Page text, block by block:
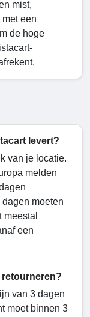
mist,
een
de hoge
levert?
van je locatie.
melden
moeten
een
retourneren?
van 3 dagen
moet binnen 3